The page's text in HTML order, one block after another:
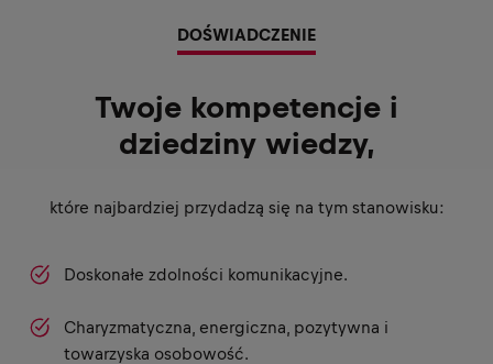
DOŚWIADCZENIE
Twoje kompetencje i
dziedziny wiedzy,
które najbardziej przydadzą się na tym stanowisku:
Doskonałe zdolności komunikacyjne.
Charyzmatyczna, energiczna, pozytywna i
towarzyska osobowość.